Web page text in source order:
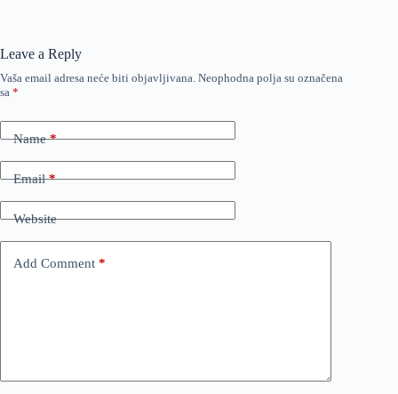
Leave a Reply
Vaša email adresa neće biti objavljivana. Neophodna polja su označena
sa *
Name*
Email*
Website
Add Comment *